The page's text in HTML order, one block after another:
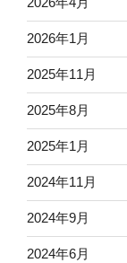
2026年1月
2025年11月
2025年8月
2025年1月
2024年11月
2024年9月
2024年6月